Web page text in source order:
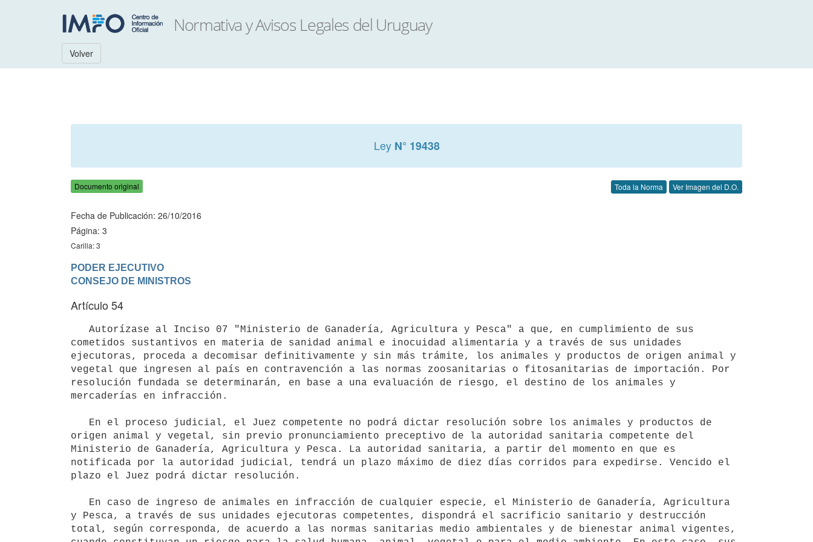
Volver
Ley N° 19438
Documento original Toda la Norma Ver Imagen del D.O.
Fecha de Publicación: 26/10/2016
Página: 3
Carilla: 3
PODER EJECUTIVO
Artículo 54
cometidos sustantivos en materia de sanidad animal e inocuidad alimentaria y a través de sus unidades
ejecutoras, proceda a decomisar definitivamente y sin más trámite, los animales y productos de origen animal y
vegetal que ingresen al país en contravención a las normas zoosanitarias o fitosanitarias de importación. Por
resolución fundada se determinarán, en base a una evaluación de riesgo, el destino de los animales y
mercaderías en infracción.
origen animal y vegetal, sin previo pronunciamiento preceptivo de la autoridad sanitaria competente del
Ministerio de Ganadería, Agricultura y Pesca. La autoridad sanitaria, a partir del momento en que es
notificada por la autoridad judicial, tendrá un plazo máximo de diez días corridos para expedirse. Vencido el
plazo el Juez podrá dictar resolución.
y Pesca, a través de sus unidades ejecutoras competentes, dispondrá el sacrificio sanitario y destrucción
total, según corresponda, de acuerdo a las normas sanitarias medio ambientales y de bienestar animal vigentes,